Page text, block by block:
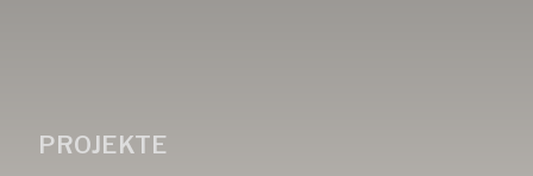
PROJEKTE